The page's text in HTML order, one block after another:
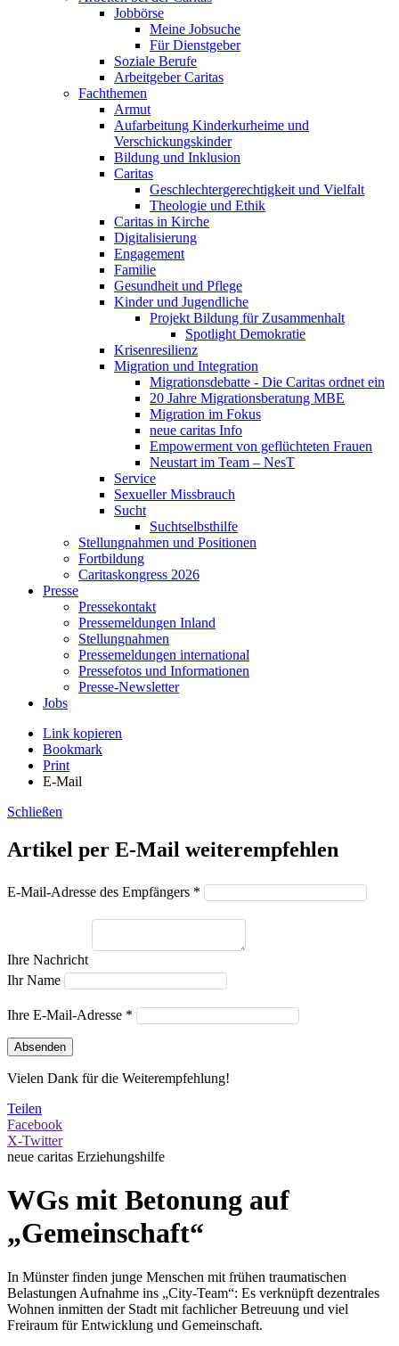
Jobbörse
Meine Jobsuche
Für Dienstgeber
Soziale Berufe
Arbeitgeber Caritas
Fachthemen
Armut
Aufarbeitung Kinderkurheime und
Verschickungskinder
Bildung und Inklusion
Caritas
Geschlechtergerechtigkeit und Vielfalt
Theologie und Ethik
Caritas in Kirche
Digitalisierung
Engagement
Familie
Gesundheit und Pflege
Kinder und Jugendliche
Projekt Bildung für Zusammenhalt
Spotlight Demokratie
Krisenresilienz
Migration und Integration
Migrationsdebatte - Die Caritas ordnet ein
20 Jahre Migrationsberatung MBE
Migration im Fokus
neue caritas Info
Empowerment von geflüchteten Frauen
Neustart im Team – NesT
Service
Sexueller Missbrauch
Sucht
Suchtselbsthilfe
Stellungnahmen und Positionen
Fortbildung
Caritaskongress 2026
Presse
Pressekontakt
Pressemeldungen Inland
Stellungnahmen
Pressemeldungen international
Pressefotos und Informationen
Presse-Newsletter
Jobs
Link kopieren
Bookmark
Print
E-Mail
Schließen
Artikel per E-Mail weiterempfehlen
E-Mail-Adresse des Empfängers *
Ihre Nachricht
Ihr Name
Ihre E-Mail-Adresse *
Absenden
Vielen Dank für die Weiterempfehlung!
Teilen
Facebook
X-Twitter
neue caritas Erziehungshilfe
WGs mit Betonung auf
„Gemeinschaft“
In Münster finden junge Menschen mit frühen traumatischen
Belastungen Aufnahme ins „City-Team“: Es verknüpft dezentrales
Wohnen inmitten der Stadt mit fachlicher Betreuung und viel
Freiraum für Entwicklung und Gemeinschaft.